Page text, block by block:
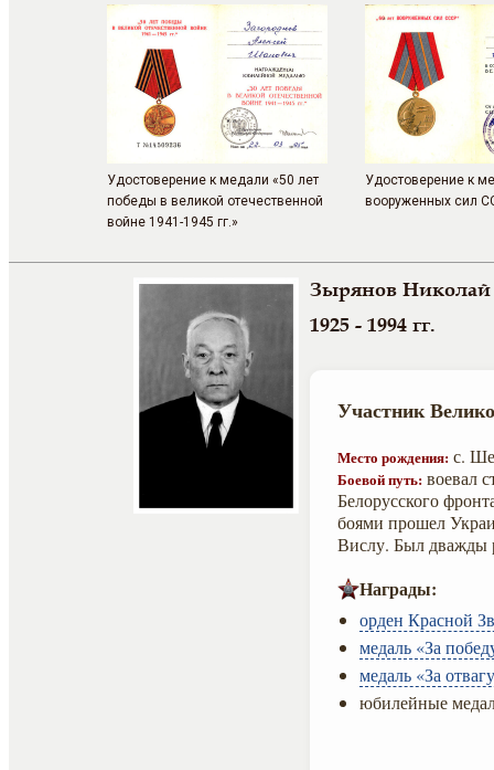
Удостоверение к медали «50 лет
победы в великой отечественной
войне 1941-1945 гг.»
Удостоверение к
вооруженных сил
Зырянов
1925 - 1994 гг.
Участник
Место рождения: с.
Боевой путь: воевал
Белорусского
боями прошел
Вислу. Был дважды
Награды:
орден Красной
медаль «За
медаль «За
юбилейные